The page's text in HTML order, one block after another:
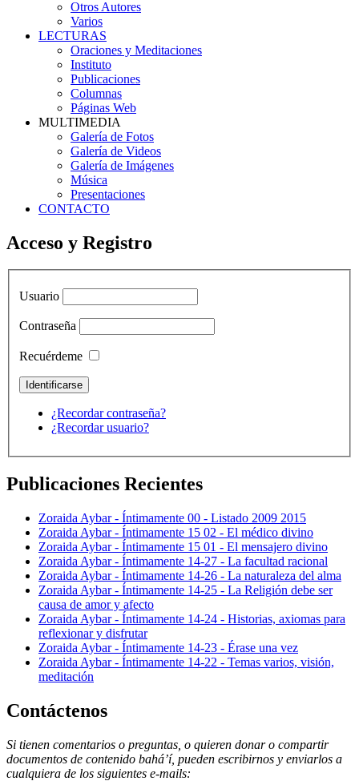
Otros Autores
Varios
LECTURAS
Oraciones y Meditaciones
Instituto
Publicaciones
Columnas
Páginas Web
MULTIMEDIA
Galería de Fotos
Galería de Videos
Galería de Imágenes
Música
Presentaciones
CONTACTO
Acceso y Registro
Usuario
Contraseña
Recuérdeme
¿Recordar contraseña?
¿Recordar usuario?
Publicaciones Recientes
Zoraida Aybar - Íntimamente 00 - Listado 2009 2015
Zoraida Aybar - Íntimamente 15 02 - El médico divino
Zoraida Aybar - Íntimamente 15 01 - El mensajero divino
Zoraida Aybar - Íntimamente 14-27 - La facultad racional
Zoraida Aybar - Íntimamente 14-26 - La naturaleza del alma
Zoraida Aybar - Íntimamente 14-25 - La Religión debe ser
causa de amor y afecto
Zoraida Aybar - Íntimamente 14-24 - Historias, axiomas para
reflexionar y disfrutar
Zoraida Aybar - Íntimamente 14-23 - Érase una vez
Zoraida Aybar - Íntimamente 14-22 - Temas varios, visión,
meditación
Contáctenos
Si tienen comentarios o preguntas, o quieren donar o compartir
documentos de contenido bahá’í, pueden escribirnos y enviarlos a
cualquiera de los siguientes e-mails: